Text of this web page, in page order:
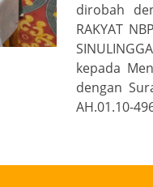
dirobah
RAKYAT
kepada
dengan
AH.01.10-